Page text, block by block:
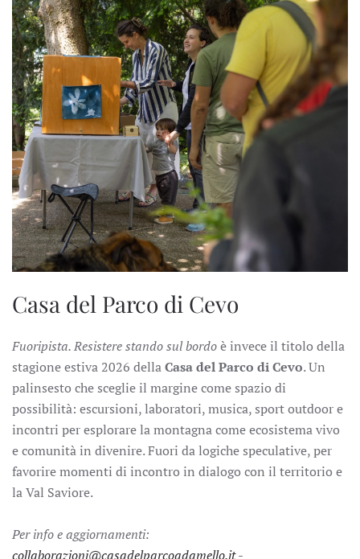
Casa del Parco di Cevo
Fuoripista. Resistere stando sul bordoè invece il titolo della
stagione estiva 2026 dellaCasa del Parco di Cevo. Un
palinsesto che sceglie il margine come spazio di
possibilità: escursioni, laboratori, musica, sport outdoor e
incontri per esplorare la montagna come ecosistema vivo
e comunità in divenire. Fuori da logiche speculative, per
favorire momenti di incontro in dialogo con il territorio e
la Val Saviore.
Per info e aggiornamenti:
collaborazioni@casadelparcoadamello.it-